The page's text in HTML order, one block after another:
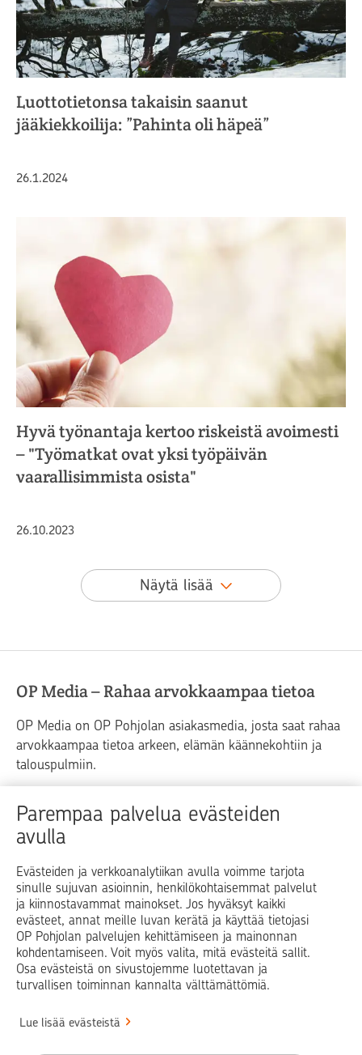
Parempaa palvelua evästeiden
avulla
Evästeiden ja verkkoanalytiikan avulla voimme tarjota
sinulle sujuvan asioinnin, henkilökohtaisemmat palvelut
ja kiinnostavammat mainokset. Jos hyväksyt kaikki
evästeet, annat meille luvan kerätä ja käyttää tietojasi
OP Pohjolan palvelujen kehittämiseen ja mainonnan
kohdentamiseen. Voit myös valita, mitä evästeitä sallit.
Osa evästeistä on sivustojemme luotettavan ja
turvallisen toiminnan kannalta välttämättömiä.
Lue lisää evästeistä
Luottotietonsa takaisin saanut
jääkiekkoilija: ”Pahinta oli häpeä”
Julkaistu
26.1.2024
Hyvä työnantaja kertoo riskeistä avoimesti
– "Työmatkat ovat yksi työpäivän
vaarallisimmista osista"
Julkaistu
26.10.2023
Näytä lisää
OP Media – Rahaa arvokkaampaa tietoa
OP Media on OP Pohjolan asiakasmedia, josta saat rahaa
arvokkaampaa tietoa arkeen, elämän käännekohtiin ja
talouspulmiin.
Raha Elämä
Yrityselämä
Blogit ja puheenvuorot
Op.fi OP Koti Pohjola Vahinkoapu
Facebook
X LinkedInInstagram